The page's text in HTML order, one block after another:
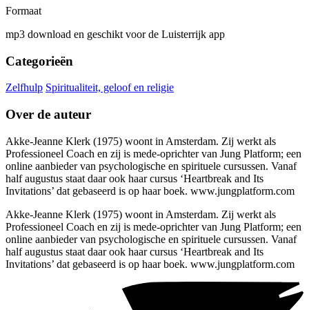
Formaat
mp3 download en geschikt voor de Luisterrijk app
Categorieën
Zelfhulp Spiritualiteit, geloof en religie
Over de auteur
Akke-Jeanne Klerk (1975) woont in Amsterdam. Zij werkt als
Professioneel Coach en zij is mede-oprichter van Jung Platform; een
online aanbieder van psychologische en spirituele cursussen. Vanaf
half augustus staat daar ook haar cursus ‘Heartbreak and Its
Invitations’ dat gebaseerd is op haar boek. www.jungplatform.com
Akke-Jeanne Klerk (1975) woont in Amsterdam. Zij werkt als
Professioneel Coach en zij is mede-oprichter van Jung Platform; een
online aanbieder van psychologische en spirituele cursussen. Vanaf
half augustus staat daar ook haar cursus ‘Heartbreak and Its
Invitations’ dat gebaseerd is op haar boek. www.jungplatform.com